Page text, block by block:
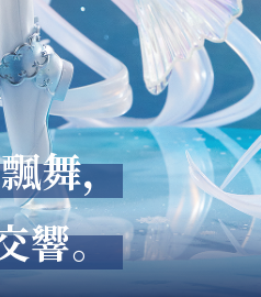
舞，
響。